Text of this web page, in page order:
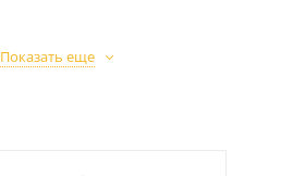
Показать еще